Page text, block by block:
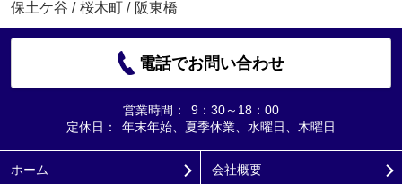
保土ケ谷 / 桜木町 / 阪東橋
電話でお問い合わせ
営業時間：
9：30～18：00
定休日：
年末年始、夏季休業、水曜日、木曜日
ホーム 会社概要